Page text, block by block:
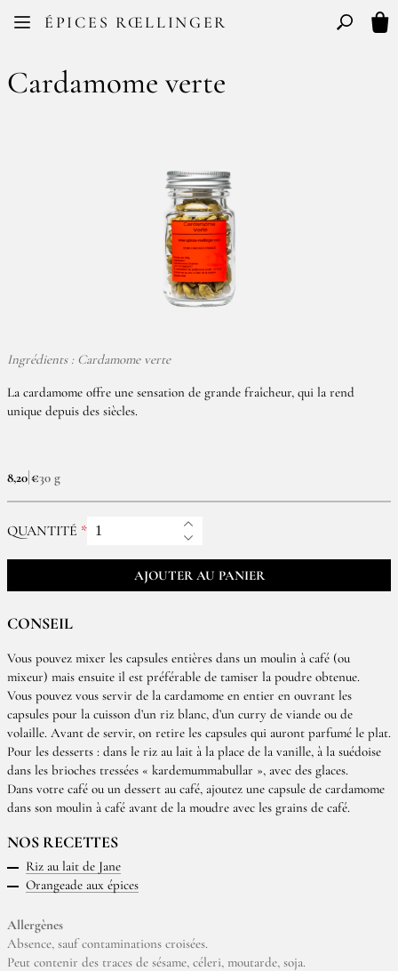
ÉPICES RŒLLINGER
FR EN Basculer
Cardamome verte
Ingrédients : Cardamome verte
La cardamome offre une sensation de grande fraîcheur, qui la rend
unique depuis des siècles.
8,20 €30 g
QUANTITÉ
AJOUTER AU PANIER
CONSEIL
Vous pouvez mixer les capsules entières dans un moulin à café (ou
mixeur) mais ensuite il est préférable de tamiser la poudre obtenue.
Vous pouvez vous servir de la cardamome en entier en ouvrant les
capsules pour la cuisson d’un riz blanc, d’un curry de viande ou de
volaille. Avant de servir, on retire les capsules qui auront parfumé le plat.
Pour les desserts : dans le riz au lait à la place de la vanille, à la suédoise
dans les brioches tressées « kardemummabullar », avec des glaces.
Dans votre café ou un dessert au café, ajoutez une capsule de cardamome
dans son moulin à café avant de la moudre avec les grains de café.
NOS RECETTES
Riz au lait de Jane
Orangeade aux épices
Allergènes
Absence, sauf contaminations croisées.
Peut contenir des traces de sésame, céleri, moutarde, soja.